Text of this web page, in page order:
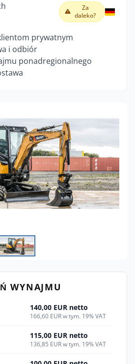
Za
daleko?
prywatnym
i odbiór
ponadregionalnego
WYNAJMU
140,00 EUR netto
166,60 EUR w tym. 19% VAT
115,00 EUR netto
136,85 EUR w tym. 19% VAT